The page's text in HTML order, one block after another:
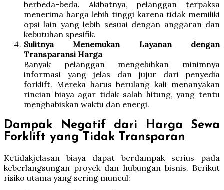
berbeda-beda. Akibatnya, pelanggan terpaksa
menerima harga lebih tinggi karena tidak memiliki
opsi lain yang lebih sesuai dengan anggaran dan
kebutuhan spesifik.
Sulitnya Menemukan Layanan dengan
Transparansi Harga
Banyak pelanggan mengeluhkan minimnya
informasi yang jelas dan jujur dari penyedia
forklift. Mereka harus berulang kali menanyakan
rincian biaya agar tidak salah hitung, yang tentu
menghabiskan waktu dan energi.
Dampak Negatif dari Harga Sewa
Forklift yang Tidak Transparan
Ketidakjelasan biaya dapat berdampak serius pada
keberlangsungan proyek dan hubungan bisnis. Berikut
risiko utama yang sering muncul: